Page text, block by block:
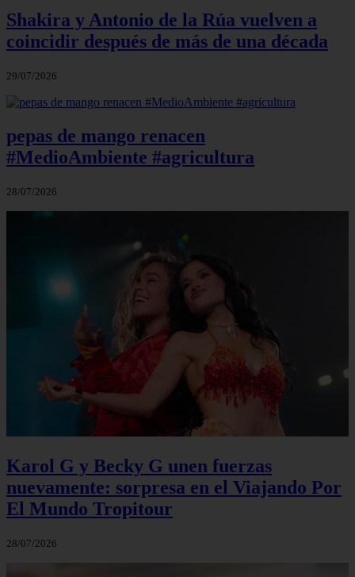
Shakira y Antonio de la Rúa vuelven a
coincidir después de más de una década
29/07/2026
pepas de mango renacen
#MedioAmbiente #agricultura
28/07/2026
Karol G y Becky G unen fuerzas
nuevamente: sorpresa en el Viajando Por
El Mundo Tropitour
28/07/2026